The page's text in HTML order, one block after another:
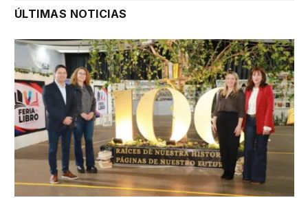
ÚLTIMAS NOTICIAS